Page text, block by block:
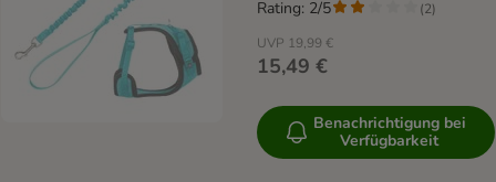
UVP 19,99 €
15,49 €
Rating: 2/5 (2)
Benachrichtigung bei
Verfügbarkeit